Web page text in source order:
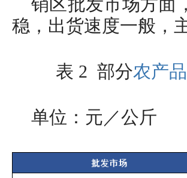
销区批发市场方面
稳，出货速度一般，
表 2 部分农产品
单位：元／公斤